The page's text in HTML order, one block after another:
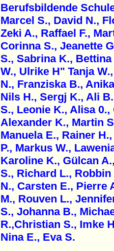
Berufsbildende
Marcel S., David N.,
Zeki A., Raffael F.,
Corinna S., Jeanette
S., Sabrina K.,
W., Ulrike H" Tanja
N., Franziska B.,
Nils H., Sergj K., Ali
S., Leonie K., Alisa 0.,
Alexander K., Martin
Manuela E., Rainer
P., Markus W.,
Karoline K., Gülcan
S., Richard L.,
N., Carsten E., Pierre
M., Rouven L.,
S., Johanna B.,
R.,Christian S., Imke
Nina E., Eva S.